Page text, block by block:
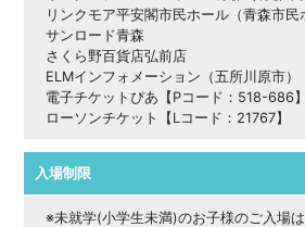
リンクモア平安閣市民ホール（青森市民
サンロード青森
さくら野百貨店弘前店
ELMインフォメーション（五所川原市）
電子チケットぴあ【Pコード：518-686】
ローソンチケット【Lコード：21767】
入場制限
※未就学(小学生未満)のお子様のご入場